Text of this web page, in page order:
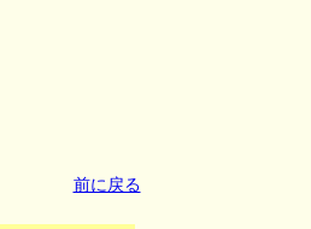
前に戻る